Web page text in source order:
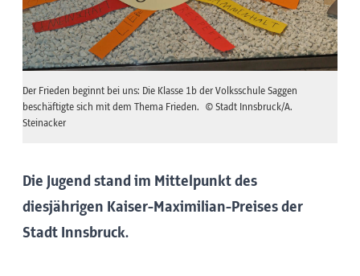
Der Frieden beginnt bei uns: Die Klasse 1b der Volksschule Saggen
beschäftigte sich mit dem Thema Frieden.
© Stadt Innsbruck/A.
Steinacker
Die Jugend stand im Mittelpunkt des
diesjährigen Kaiser-Maximilian-Preises der
Stadt Innsbruck.